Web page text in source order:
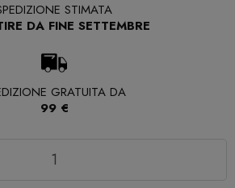
STIMATA
DA FINE SETTEMBRE
GRATUITA DA
99 €